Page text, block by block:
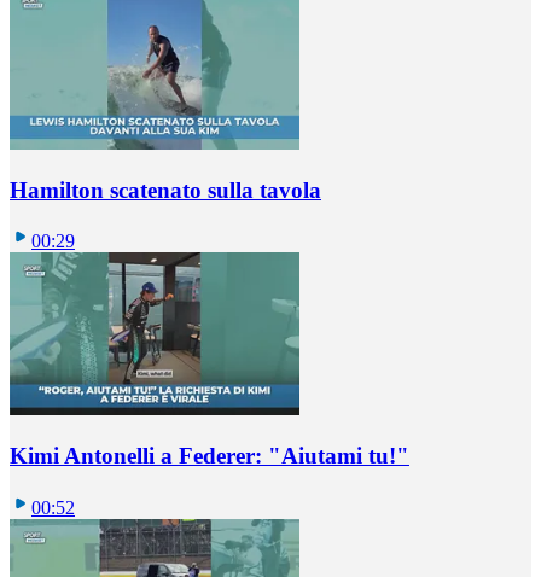
Hamilton scatenato sulla tavola
00:29
Kimi Antonelli a Federer: "Aiutami tu!"
00:52